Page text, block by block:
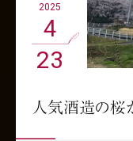
2025
4
23
人気酒造の桜